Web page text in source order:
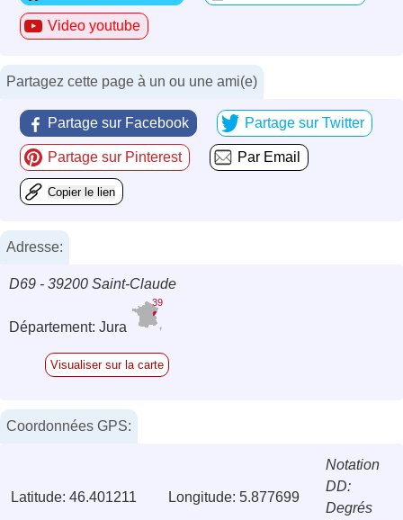
Video youtube
Partagez cette page à un ou une ami(e)
Partage sur Facebook Partage sur Twitter
Partage sur Pinterest Par Email
Copier le lien
Adresse:
D69 - 39200 Saint-Claude
Département: Jura
39
Visualiser sur la carte
Coordonnées GPS:
Latitude: 46.401211 Longitude: 5.877699
Notation
DD:
Degrés